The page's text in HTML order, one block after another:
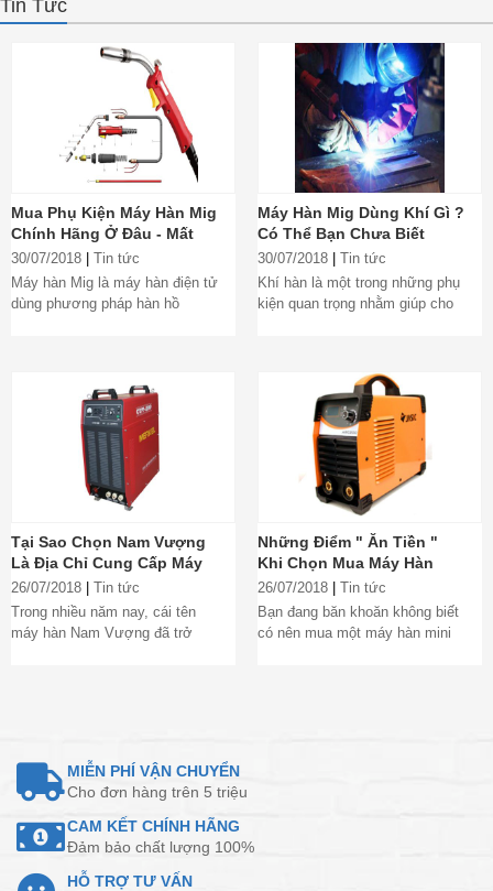
Tin Tức
Mua Phụ Kiện Máy Hàn Mig
Chính Hãng Ở Đâu - Mất
Tiền Oan Vì Không Biết
Sớm
30/07/2018
Tin tức
Máy hàn Mig là máy hàn điện tử
dùng phương pháp hàn hồ
Máy Hàn Mig Dùng Khí Gì ?
Có Thể Bạn Chưa Biết
30/07/2018
Tin tức
Khí hàn là một trong những phụ
kiện quan trọng nhằm giúp cho
Tại Sao Chọn Nam Vượng
Là Địa Chỉ Cung Cấp Máy
Hàn Mini Cũ Uy Tín?
26/07/2018
Tin tức
Trong nhiều năm nay, cái tên
máy hàn Nam Vượng đã trở
Những Điểm " Ăn Tiền "
Khi Chọn Mua Máy Hàn
Mini Cũ
26/07/2018
Tin tức
Bạn đang băn khoăn không biết
có nên mua một máy hàn mini
MIỄN PHÍ VẬN CHUYỂN
Cho đơn hàng trên 5 triệu
CAM KẾT CHÍNH HÃNG
Đảm bảo chất lượng 100%
HỖ TRỢ TƯ VẤN